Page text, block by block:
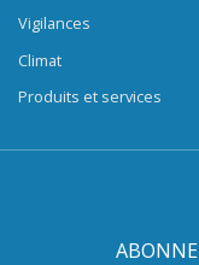
Vigilances
Climat
Produits et services